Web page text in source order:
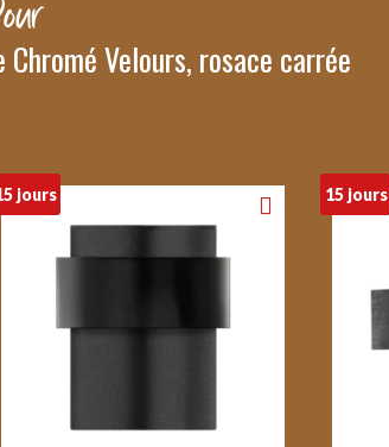
Velours, rosace carrée
jours 15 jours